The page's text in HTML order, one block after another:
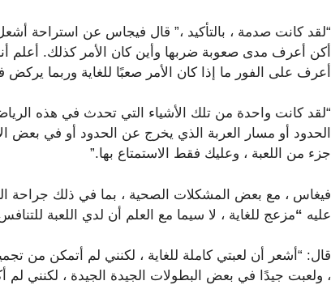
“لقد كانت صدمة ، بالتأكيد ،” قال فيجاس عن استراحة
أكن أعرف مدى صعوبة ضربها وأين كان الأمر كذلك. أعلم
أعرف على الفور ما إذا كان الأمر صعبًا للغاية وربما يركض
“لقد كانت واحدة من تلك الأشياء التي تحدث في هذه
الحدود أو مسار العربة الذي يخرج عن الحدود أو في بعض
جزء من اللعبة ، وعليك فقط الاستمتاع بها.”
فيغاس ، مع بعض المشكلات الصحية ، بما في ذلك
عليه “مزعج للغاية ، لا سيما مع العلم أن لدي اللعبة
قال: “أشعر أن لعبتي كاملة للغاية ، لكنني لم أتمكن
، ولعبت جيدًا في بعض البطولات الجيدة الجيدة ، لكنني لم